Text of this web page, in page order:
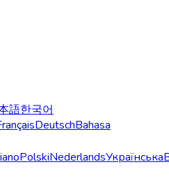
語한국어
DeutschBahasa
PolskiNederlandsУкраїнська